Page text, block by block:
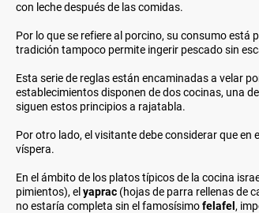
con leche después de las comidas.
Por lo que se refiere al porcino, su consumo está
tradición tampoco permite ingerir pescado sin
Esta serie de reglas están encaminadas a velar
establecimientos disponen de dos cocinas, una
siguen estos principios a rajatabla.
Por otro lado, el visitante debe considerar que en
víspera.
En el ámbito de los platos típicos de la cocina
pimientos), el yaprac (hojas de parra rellenas de
no estaría completa sin el famosísimofelafel ,